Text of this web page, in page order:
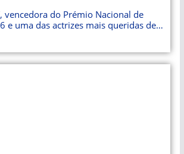
vencedora do Prémio Nacional de
e uma das actrizes mais queridas de